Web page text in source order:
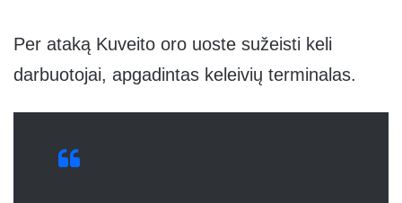
Per ataką Kuveito oro uoste sužeisti keli
darbuotojai, apgadintas keleivių terminalas.